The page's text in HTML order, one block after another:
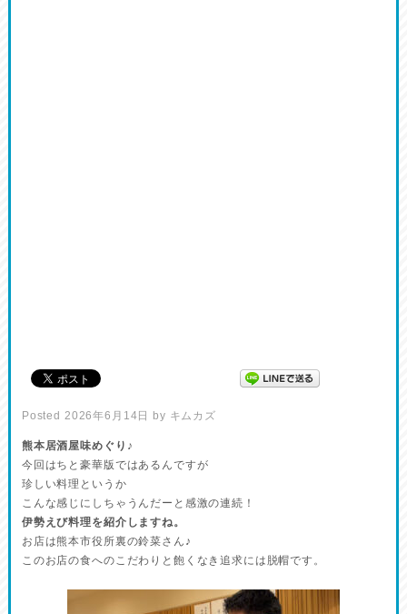
Posted 2026年6月14日 by キムカズ
熊本居酒屋味めぐり♪
今回はちと豪華版ではあるんですが
珍しい料理というか
こんな感じにしちゃうんだーと感激の連続！
伊勢えび料理を紹介しますね。
お店は熊本市役所裏の鈴菜さん♪
このお店の食へのこだわりと飽くなき追求には脱帽です。